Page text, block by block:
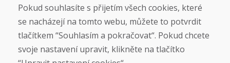
Sociální sítě
Pokud souhlasíte s přijetím všech cookies, které
se nacházejí na tomto webu, můžete to potvrdit
tlačítkem “Souhlasím a pokračovat“. Pokud chcete
svoje nastavení upravit, klikněte na tlačítko